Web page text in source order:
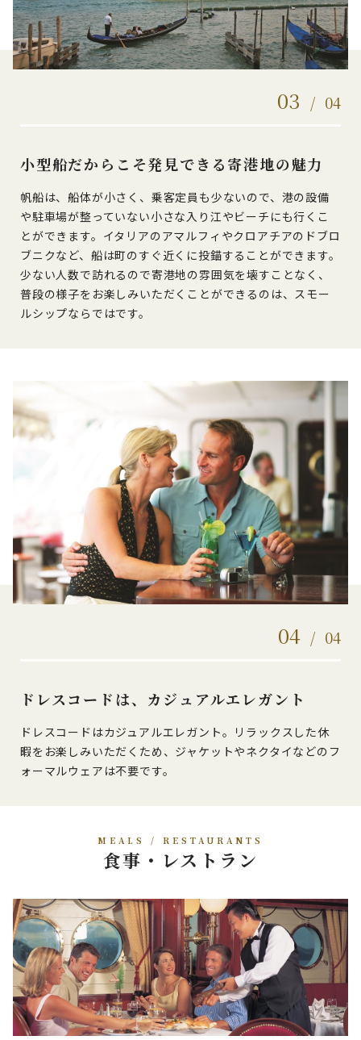
03 / 04
小型船だからこそ発見できる寄港地の魅力
帆船は、船体が小さく、乗客定員も少ないので、港の設備
や駐車場が整っていない小さな入り江やビーチにも行くこ
とができます。イタリアのアマルフィやクロアチアのドブロ
ブニクなど、船は町のすぐ近くに投錨することができます。
少ない人数で訪れるので寄港地の雰囲気を壊すことなく、
普段の様子をお楽しみいただくことができるのは、スモー
ルシップならではです。
04 / 04
ドレスコードは、カジュアルエレガント
ドレスコードはカジュアルエレガント。リラックスした休
暇をお楽しみいただくため、ジャケットやネクタイなどのフ
ォーマルウェアは不要です。
MEALS / RESTAURANTS
食事・レストラン